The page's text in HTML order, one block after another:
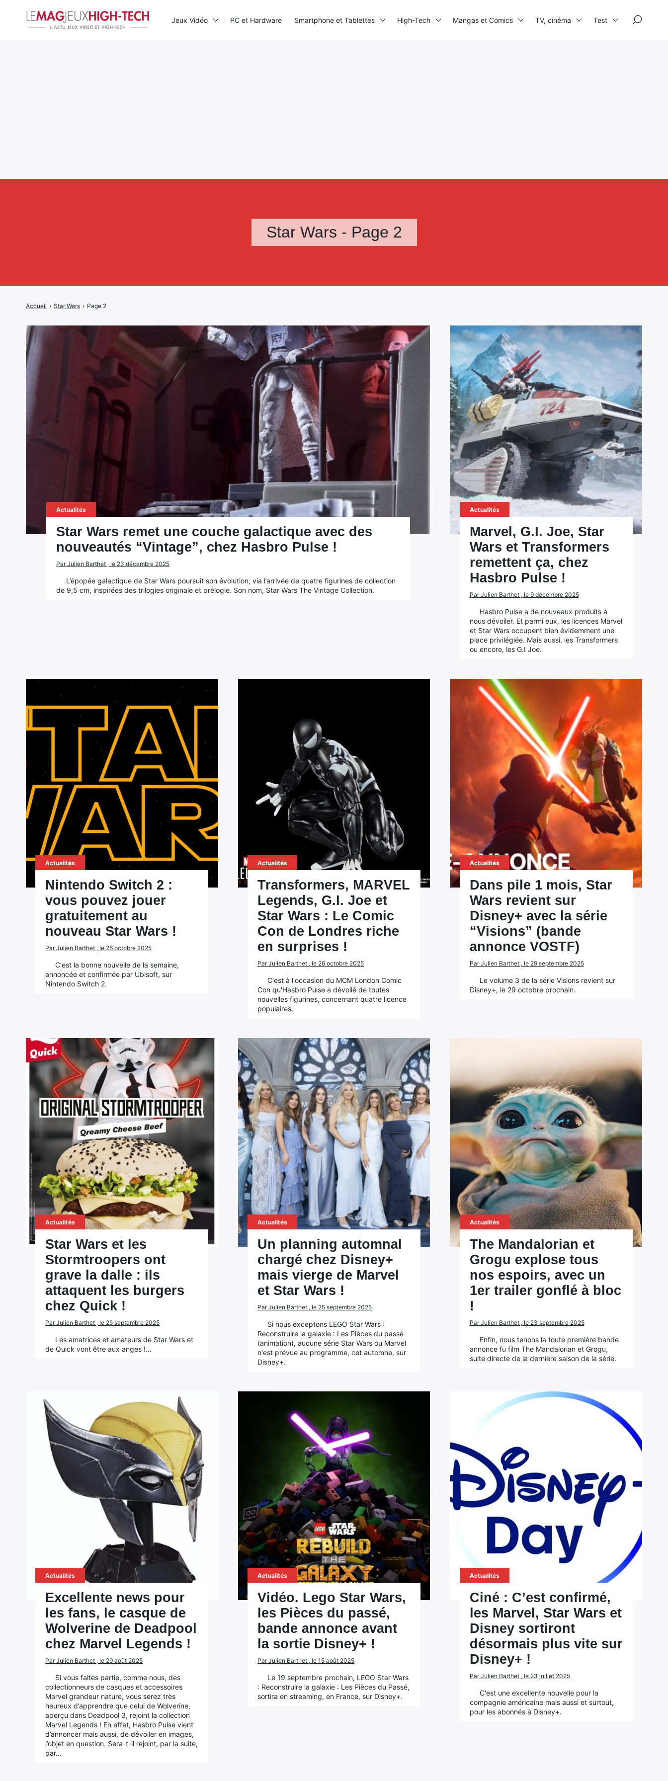
Star Wars - Page 2
Accueil › Star Wars › Page 2
Actualités
Star Wars remet une couche galactique avec des
nouveautés “Vintage”, chez Hasbro Pulse !
Par Julien Barthet , le 23 décembre 2025
L’épopée galactique de Star Wars poursuit son évolution, via l’arrivée de quatre figurines de collection
de 9,5 cm, inspirées des trilogies originale et prélogie. Son nom, Star Wars The Vintage Collection.
Actualités
Marvel, G.I. Joe, Star
Wars et Transformers
remettent ça, chez
Hasbro Pulse !
Par Julien Barthet , le 9 décembre 2025
Hasbro Pulse a de nouveaux produits à
nous dévoiler. Et parmi eux, les licences Marvel
et Star Wars occupent bien évidemment une
place privilégiée. Mais aussi, les Transformers
ou encore, les G.I Joe.
Actualités
Nintendo Switch 2 :
vous pouvez jouer
gratuitement au
nouveau Star Wars !
Par Julien Barthet , le 26 octobre 2025
C'est la bonne nouvelle de la semaine,
annoncée et confirmée par Ubisoft, sur
Nintendo Switch 2.
Actualités
Transformers, MARVEL
Legends, G.I. Joe et
Star Wars : Le Comic
Con de Londres riche
en surprises !
Par Julien Barthet , le 26 octobre 2025
C'est à l'occasion du MCM London Comic
Con qu'Hasbro Pulse a dévoilé de toutes
nouvelles figurines, concernant quatre licence
populaires.
Actualités
Dans pile 1 mois, Star
Wars revient sur
Disney+ avec la série
“Visions” (bande
annonce VOSTF)
Par Julien Barthet , le 29 septembre 2025
Le volume 3 de la série Visions revient sur
Disney+, le 29 octobre prochain.
Actualités
Star Wars et les
Stormtroopers ont
grave la dalle : ils
attaquent les burgers
chez Quick !
Par Julien Barthet , le 25 septembre 2025
Les amatrices et amateurs de Star Wars et
de Quick vont être aux anges !…
Actualités
Un planning automnal
chargé chez Disney+
mais vierge de Marvel
et Star Wars !
Par Julien Barthet , le 25 septembre 2025
Si nous exceptons LEGO Star Wars :
Reconstruire la galaxie : Les Pièces du passé
(animation), aucune série Star Wars ou Marvel
n'est prévue au programme, cet automne, sur
Disney+.
Actualités
The Mandalorian et
Grogu explose tous
nos espoirs, avec un
1er trailer gonflé à bloc
!
Par Julien Barthet , le 23 septembre 2025
Enfin, nous tenons la toute première bande
annonce fu film The Mandalorian et Grogu,
suite directe de la dernière saison de la série.
Actualités
Excellente news pour
les fans, le casque de
Wolverine de Deadpool
chez Marvel Legends !
Par Julien Barthet , le 29 août 2025
Si vous faites partie, comme nous, des
collectionneurs de casques et accessoires
Marvel grandeur nature, vous serez très
heureux d’apprendre que celui de Wolverine,
aperçu dans Deadpool 3, rejoint la collection
Marvel Legends ! En effet, Hasbro Pulse vient
d’annoncer mais aussi, de dévoiler en images,
l’objet en question. Sera-t-il rejoint, par la suite,
par…
Actualités
Vidéo. Lego Star Wars,
les Pièces du passé,
bande annonce avant
la sortie Disney+ !
Par Julien Barthet , le 15 août 2025
Le 19 septembre prochain, LEGO Star Wars
: Reconstruire la galaxie : Les Pièces du Passé,
sortira en streaming, en France, sur Disney+.
Actualités
Ciné : C’est confirmé,
les Marvel, Star Wars et
Disney sortiront
désormais plus vite sur
Disney+ !
Par Julien Barthet , le 23 juillet 2025
C'est une excellente nouvelle pour la
compagnie américaine mais aussi et surtout,
pour les abonnés à Disney+.
Jeux Vidéo PC et Hardware Smartphone et Tablettes High-Tech Mangas et Comics TV, cinéma Test